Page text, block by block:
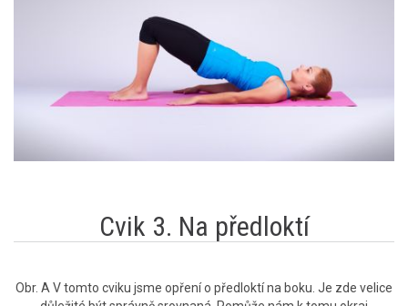
Cvik 3. Na předloktí
Obr. A V tomto cviku jsme opření o předloktí na boku. Je zde velice